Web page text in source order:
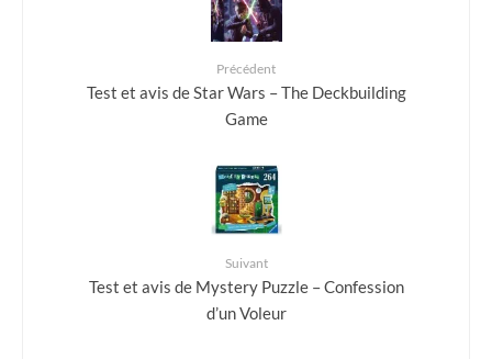
Précédent
Test et avis de Star Wars – The Deckbuilding
Game
Suivant
Test et avis de Mystery Puzzle – Confession
d’un Voleur